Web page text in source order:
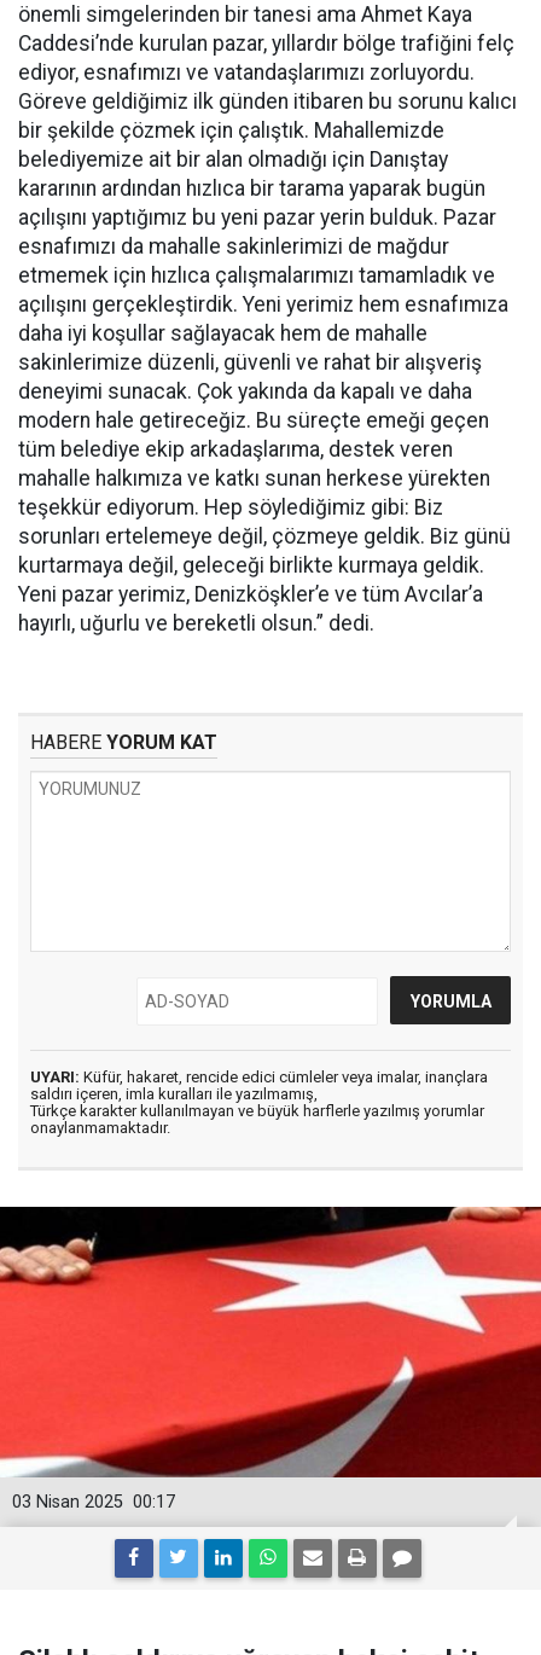
önemli simgelerinden bir tanesi ama Ahmet Kaya
Caddesi’nde kurulan pazar, yıllardır bölge trafiğini felç
ediyor, esnafımızı ve vatandaşlarımızı zorluyordu.
Göreve geldiğimiz ilk günden itibaren bu sorunu kalıcı
bir şekilde çözmek için çalıştık. Mahallemizde
belediyemize ait bir alan olmadığı için Danıştay
kararının ardından hızlıca bir tarama yaparak bugün
açılışını yaptığımız bu yeni pazar yerin bulduk. Pazar
esnafımızı da mahalle sakinlerimizi de mağdur
etmemek için hızlıca çalışmalarımızı tamamladık ve
açılışını gerçekleştirdik. Yeni yerimiz hem esnafımıza
daha iyi koşullar sağlayacak hem de mahalle
sakinlerimize düzenli, güvenli ve rahat bir alışveriş
deneyimi sunacak. Çok yakında da kapalı ve daha
modern hale getireceğiz. Bu süreçte emeği geçen
tüm belediye ekip arkadaşlarıma, destek veren
mahalle halkımıza ve katkı sunan herkese yürekten
teşekkür ediyorum. Hep söylediğimiz gibi: Biz
sorunları ertelemeye değil, çözmeye geldik. Biz günü
kurtarmaya değil, geleceği birlikte kurmaya geldik.
Yeni pazar yerimiz, Denizköşkler’e ve tüm Avcılar’a
hayırlı, uğurlu ve bereketli olsun.” dedi.
HABERE YORUM KAT
UYARI: Küfür, hakaret, rencide edici cümleler veya imalar, inançlara
saldırı içeren, imla kuralları ile yazılmamış,
Türkçe karakter kullanılmayan ve büyük harflerle yazılmış yorumlar
onaylanmamaktadır.
00:17
03 Nisan 2025